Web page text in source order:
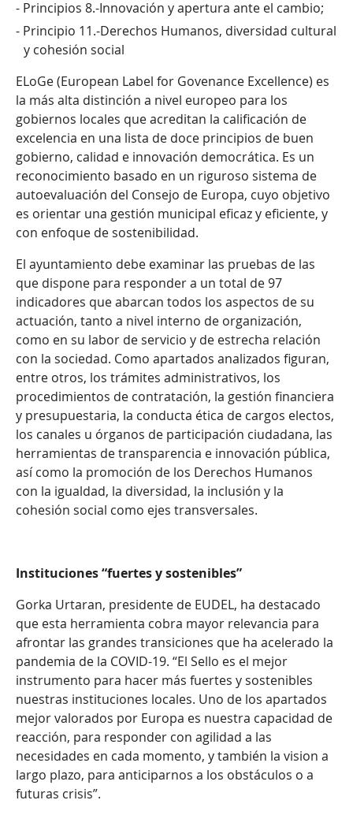
Principios 8.-Innovación y apertura ante el cambio;
Principio 11.-Derechos Humanos, diversidad cultural
y cohesión social
ELoGe (European Label for Govenance Excellence) es
la más alta distinción a nivel europeo para los
gobiernos locales que acreditan la calificación de
excelencia en una lista de doce principios de buen
gobierno, calidad e innovación democrática. Es un
reconocimiento basado en un riguroso sistema de
autoevaluación del Consejo de Europa, cuyo objetivo
es orientar una gestión municipal eficaz y eficiente, y
con enfoque de sostenibilidad.
El ayuntamiento debe examinar las pruebas de las
que dispone para responder a un total de 97
indicadores que abarcan todos los aspectos de su
actuación, tanto a nivel interno de organización,
como en su labor de servicio y de estrecha relación
con la sociedad. Como apartados analizados figuran,
entre otros, los trámites administrativos, los
procedimientos de contratación, la gestión financiera
y presupuestaria, la conducta ética de cargos electos,
los canales u órganos de participación ciudadana, las
herramientas de transparencia e innovación pública,
así como la promoción de los Derechos Humanos
con la igualdad, la diversidad, la inclusión y la
cohesión social como ejes transversales.
Instituciones “fuertes y sostenibles”
Gorka Urtaran, presidente de EUDEL, ha destacado
que esta herramienta cobra mayor relevancia para
afrontar las grandes transiciones que ha acelerado la
pandemia de la COVID-19. “El Sello es el mejor
instrumento para hacer más fuertes y sostenibles
nuestras instituciones locales. Uno de los apartados
mejor valorados por Europa es nuestra capacidad de
reacción, para responder con agilidad a las
necesidades en cada momento, y también la vision a
largo plazo, para anticiparnos a los obstáculos o a
futuras crisis”.